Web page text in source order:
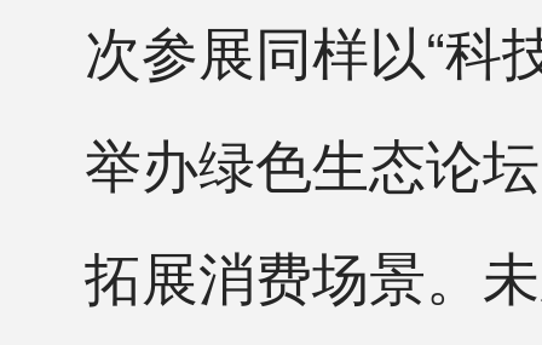
次参展同样以“科
举办绿色生态论
拓展消费场景。